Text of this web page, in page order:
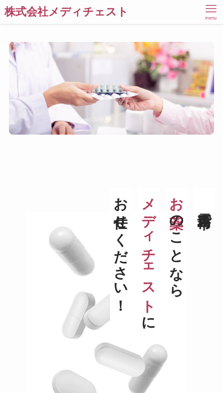
株式会社メディチェスト menu
霧島市で
お薬
のことなら
メディチェスト
に
お任せください！